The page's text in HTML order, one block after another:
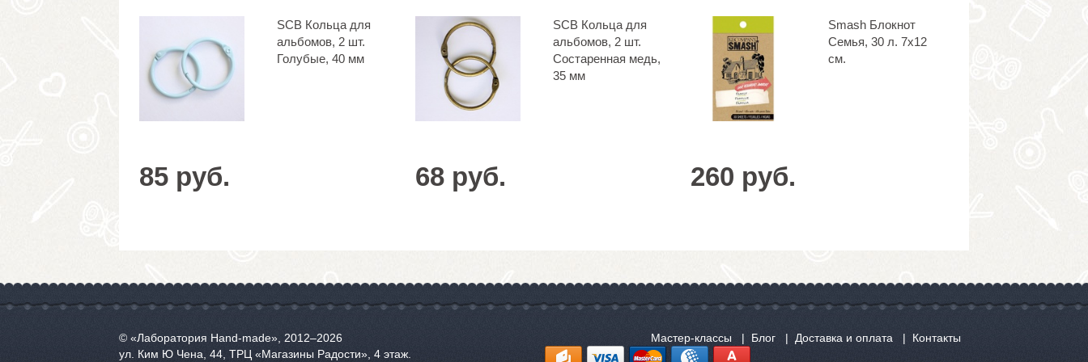
SCB Кольца для
альбомов, 2 шт.
Голубые, 40 мм
85 руб.
SCB Кольца для
альбомов, 2 шт.
Состаренная медь,
35 мм
68 руб.
Smash Блокнот
Семья, 30 л. 7х12
см.
260 руб.
© «Лаборатория Hand-made», 2012‒2026
ул. Ким Ю Чена, 44, ТРЦ «Магазины Радости», 4 этаж.
Мастер-классы Блог Доставка и оплата Контакты